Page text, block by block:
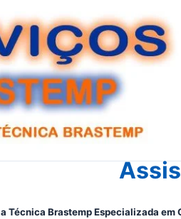
Técnica Brastemp Especializada em